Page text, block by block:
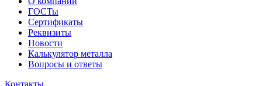
ГОСТы
Сертификаты
Реквизиты
Новости
Калькулятор металла
Вопросы и ответы
Контакты